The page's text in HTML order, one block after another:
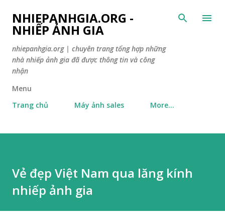
Skip to main content
NHIEPANHGIA.ORG -
NHIẾP ẢNH GIA
nhiepanhgia.org | chuyên trang tổng hợp những
nhà nhiếp ảnh gia đã được thông tin và công
nhận
Menu
Trang chủ
Máy ảnh sales More…
Vẻ đẹp Việt Nam qua lăng kính
nhiếp ảnh gia